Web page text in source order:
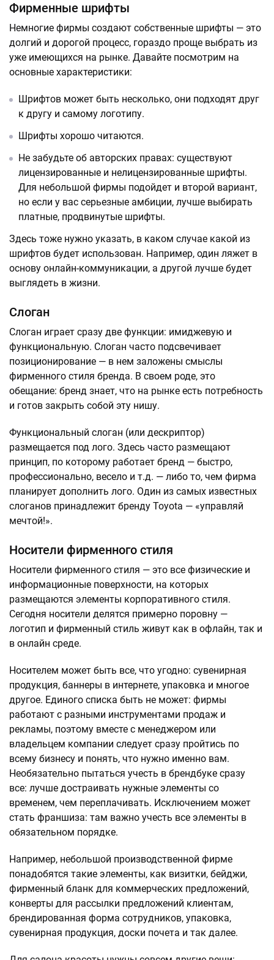
Фирменные шрифты
Немногие фирмы создают собственные шрифты — это
долгий и дорогой процесс, гораздо проще выбрать из
уже имеющихся на рынке. Давайте посмотрим на
основные характеристики:
Шрифтов может быть несколько, они подходят друг
к другу и самому логотипу.
Шрифты хорошо читаются.
Не забудьте об авторских правах: существуют
лицензированные и нелицензированные шрифты.
Для небольшой фирмы подойдет и второй вариант,
но если у вас серьезные амбиции, лучше выбирать
платные, продвинутые шрифты.
Здесь тоже нужно указать, в каком случае какой из
шрифтов будет использован. Например, один ляжет в
основу онлайн-коммуникации, а другой лучше будет
выглядеть в жизни.
Слоган
Слоган играет сразу две функции: имиджевую и
функциональную. Слоган часто подсвечивает
позиционирование — в нем заложены смыслы
фирменного стиля бренда. В своем роде, это
обещание: бренд знает, что на рынке есть потребность
и готов закрыть собой эту нишу.
Функциональный слоган (или дескриптор)
размещается под лого. Здесь часто размещают
принцип, по которому работает бренд — быстро,
профессионально, весело и т.д. — либо то, чем фирма
планирует дополнить лого. Один из самых известных
слоганов принадлежит бренду Toyota — «управляй
мечтой!».
Носители фирменного стиля
Носители фирменного стиля — это все физические и
информационные поверхности, на которых
размещаются элементы корпоративного стиля.
Сегодня носители делятся примерно поровну —
логотип и фирменный стиль живут как в офлайн, так и
в онлайн среде.
Носителем может быть все, что угодно: сувенирная
продукция, баннеры в интернете, упаковка и многое
другое. Единого списка быть не может: фирмы
работают с разными инструментами продаж и
рекламы, поэтому вместе с менеджером или
владельцем компании следует сразу пройтись по
всему бизнесу и понять, что нужно именно вам.
Необязательно пытаться учесть в брендбуке сразу
все: лучше достраивать нужные элементы со
временем, чем переплачивать. Исключением может
стать франшиза: там важно учесть все элементы в
обязательном порядке.
Например, небольшой производственной фирме
понадобятся такие элементы, как визитки, бейджи,
фирменный бланк для коммерческих предложений,
конверты для рассылки предложений клиентам,
брендированная форма сотрудников, упаковка,
сувенирная продукция, доски почета и так далее.